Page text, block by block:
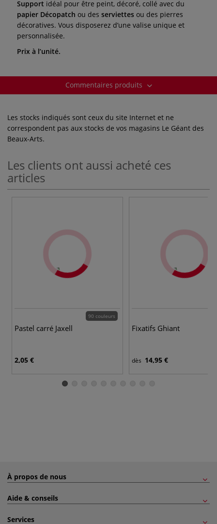
Support idéal pour être peint, décoré, collé avec du
papier Décopatch ou des serviettes ou des pierres
décoratives. Vous disposerez d’une valise unique et
personnalisée.
Prix à l’unité.
Commentaires produits
Les stocks indiqués sont ceux du site Internet et ne
correspondent pas aux stocks de vos magasins Le Géant des
Beaux-Arts.
Les clients ont aussi acheté ces
articles
90 couleurs
Pastel carré Jaxell
2,05 €
Fixatifs Ghiant
dès 14,95 €
À propos de nous
Aide & conseils
Services